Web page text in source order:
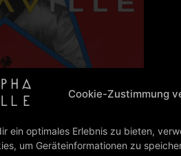
Cookie-Zustimmung
ein optimales Erlebnis zu bieten,
um Geräteinformationen zu
2021
singles from “Afternoons In